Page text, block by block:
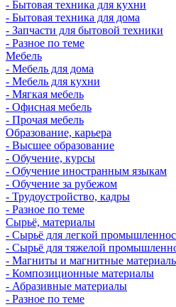
- Бытовая техника для кухни
- Бытовая техника для дома
- Запчасти для бытовой техники
- Разное по теме
Мебель
- Мебель для дома
- Мебель для кухни
- Мягкая мебель
- Офисная мебель
- Прочая мебель
Образование, карьера
- Высшее образование
- Обучение, курсы
- Обучение иностранным языкам
- Обучение за рубежом
- Трудоустройство, кадры
- Разное по теме
Сырьё, материалы
- Сырьё для легкой
- Сырьё для тяжелой
- Магниты и магнитные
- Композиционные материалы
- Абразивные материалы
- Разное по теме